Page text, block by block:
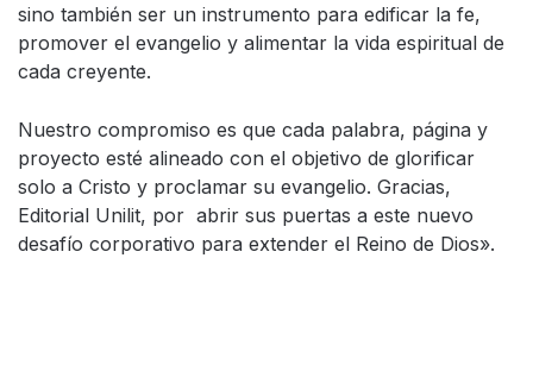
sino también ser un instrumento para edificar la fe,
promover el evangelio y alimentar la vida espiritual de
cada creyente.
Nuestro compromiso es que cada palabra, página y
proyecto esté alineado con el objetivo de glorificar
solo a Cristo y proclamar su evangelio. Gracias,
Editorial Unilit, por abrir sus puertas a este nuevo
desafío corporativo para extender el Reino de Dios».